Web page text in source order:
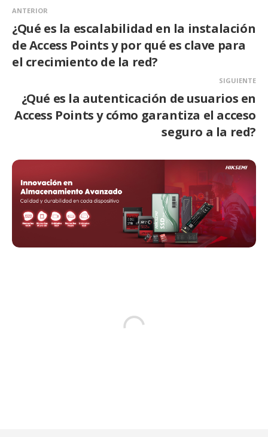
ANTERIOR
¿Qué es la escalabilidad en la instalación
de Access Points y por qué es clave para
el crecimiento de la red?
SIGUIENTE
¿Qué es la autenticación de usuarios en
Access Points y cómo garantiza el acceso
seguro a la red?